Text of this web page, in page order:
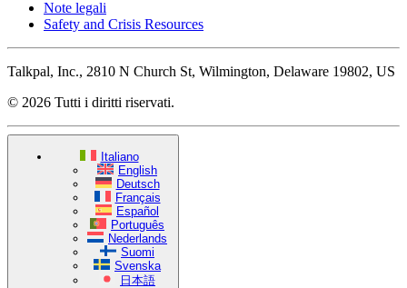
Note legali
Safety and Crisis Resources
Talkpal, Inc., 2810 N Church St, Wilmington, Delaware 19802, US
© 2026 Tutti i diritti riservati.
Italiano
English
Deutsch
Français
Español
Português
Nederlands
Suomi
Svenska
日本語